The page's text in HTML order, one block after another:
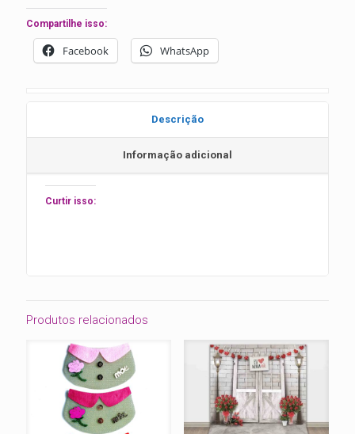
10
unidades
quantidade
Compartilhe isso:
Facebook WhatsApp
Descrição
Informação adicional
Curtir isso:
Produtos relacionados